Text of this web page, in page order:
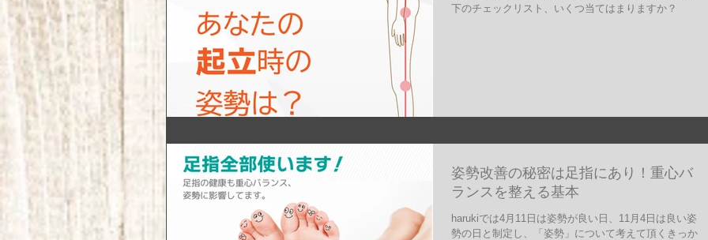
下のチェックリスト、いくつ当てはまりますか？
姿勢改善の秘密は足指にあり！重心バ
ランスを整える基本
harukiでは4月11日は姿勢が良い日、11月4日は良い姿
勢の日と制定し、「姿勢」について考えて頂くきっか